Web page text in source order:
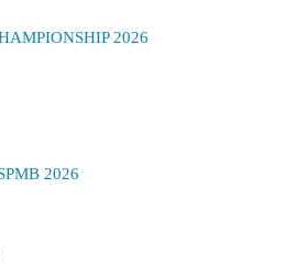
2026
2026